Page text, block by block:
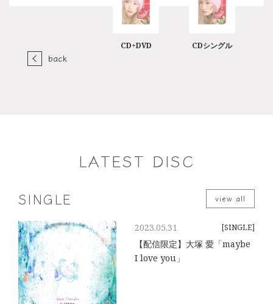
CD+DVD CDシングル
back
LATEST DISC
SINGLE view all
2023.05.31 [SINGLE]
【配信限定】大塚 愛「maybe
I love you」